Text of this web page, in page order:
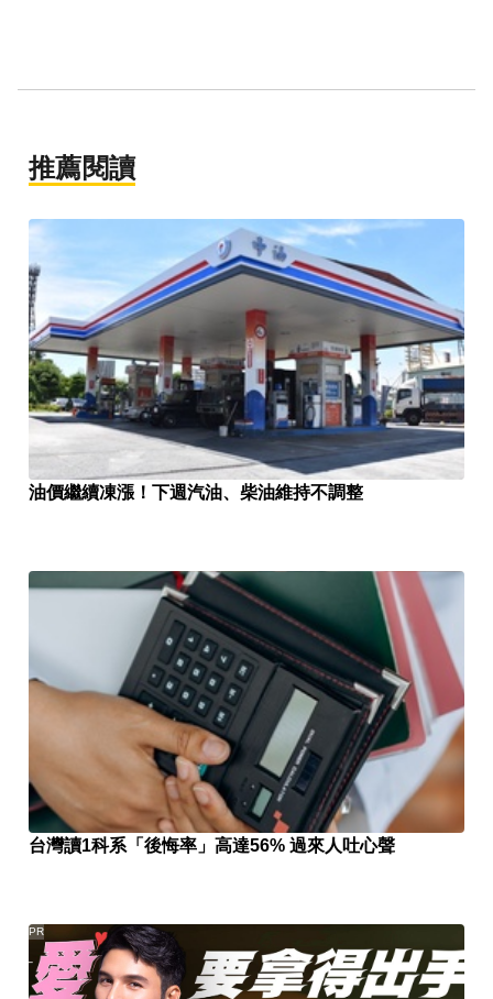
推薦閱讀
油價繼續凍漲！下週汽油、柴油維持不調整
台灣讀1科系「後悔率」高達56% 過來人吐心聲
PR